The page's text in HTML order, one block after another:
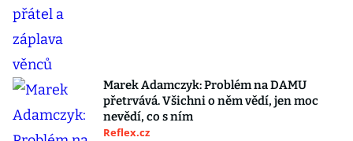
Marek Adamczyk: Problém na DAMU
přetrvává. Všichni o něm vědí, jen moc
nevědí, co s ním
Reflex.cz